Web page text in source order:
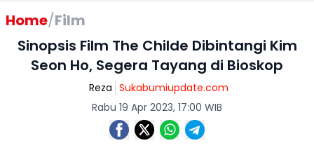
Home/Film
Sinopsis Film The Childe Dibintangi Kim
Seon Ho, Segera Tayang di Bioskop
Reza Sukabumiupdate.com
Rabu 19 Apr 2023, 17:00 WIB